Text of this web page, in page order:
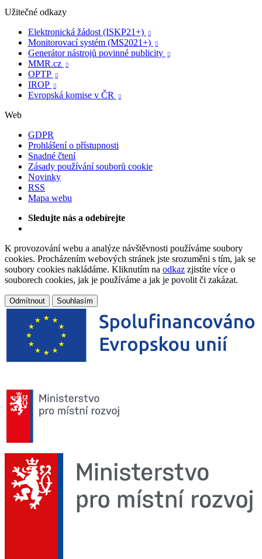
Užitečné odkazy
Elektronická žádost (ISKP21+)

Monitorovací systém (MS2021+) 
Generátor nástrojů povinné publicity 
MMR.cz 
OPTP 
IROP 
Evropská komise v ČR 
Web
GDPR
Prohlášení o přístupnosti
Snadné čtení
Zásady používání souborů cookie
Novinky
RSS
Mapa webu
Sledujte nás a odebírejte
K provozování webu a analýze návštěvnosti používáme soubory
cookies. Procházením webových stránek jste srozuměni s tím, jak se
soubory cookies nakládáme. Kliknutím na odkaz zjistíte více o
souborech cookies, jak je používáme a jak je povolit či zakázat.
Odmítnout Souhlasím